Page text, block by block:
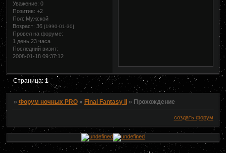
Уважение: 0
Позитив: +2
Пол: Мужской
Возраст: 36[1990-01-30]
Провел на форуме:
1 день 23 часа
Последний визит:
2008-01-18 09:37:12
Страница:1
» Форум ночных PRO » Final Fantasy II » Прохождение
создать форум